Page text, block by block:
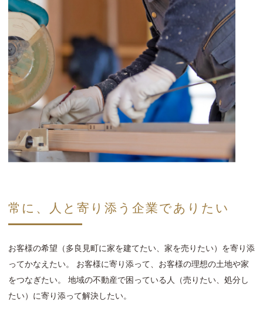
常に、人と寄り添う企業でありたい
お客様の希望（多良見町に家を建てたい、家を売りたい）を寄り添
ってかなえたい。
お客様に寄り添って、お客様の理想の土地や家
をつなぎたい。
地域の不動産で困っている人（売りたい、処分し
たい）に寄り添って解決したい。